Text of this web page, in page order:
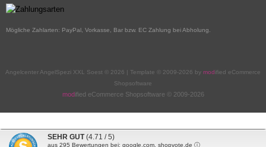
Mögliche Zahlarten: PayPal, Vorkasse, Bar bzw. EC Zahlung bei Abholung.
Angelcenter AngelSpezi XXL Soest © 2026 | Template © 2009-2026 by mod ified eCommerce
Shopsoftware
modified eCommerce Shopsoftware © 2009-2026
SEHR GUT (4.71 / 5)
aus 295 Bewertungen bei: google.com, shopvote.de ⓘ